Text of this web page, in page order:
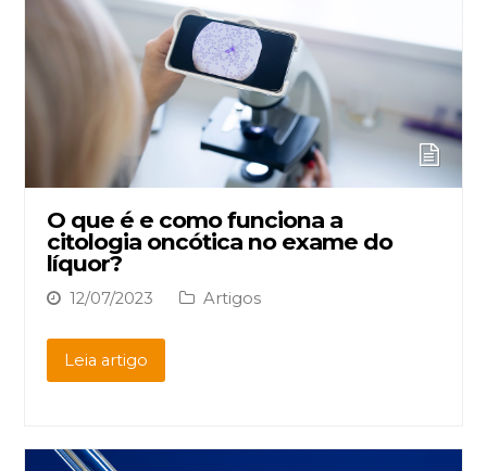
O que é e como funciona a
citologia oncótica no exame do
líquor?
12/07/2023 Artigos
Leia artigo